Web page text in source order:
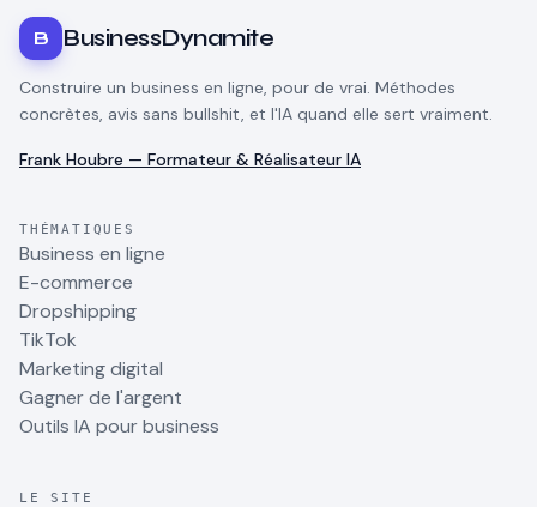
B BusinessDynamite
Construire un business en ligne, pour de vrai. Méthodes
concrètes, avis sans bullshit, et l'IA quand elle sert vraiment.
Frank Houbre — Formateur & Réalisateur IA
THÉMATIQUES
Business en ligne
E-commerce
Dropshipping
TikTok
Marketing digital
Gagner de l'argent
Outils IA pour business
LE SITE